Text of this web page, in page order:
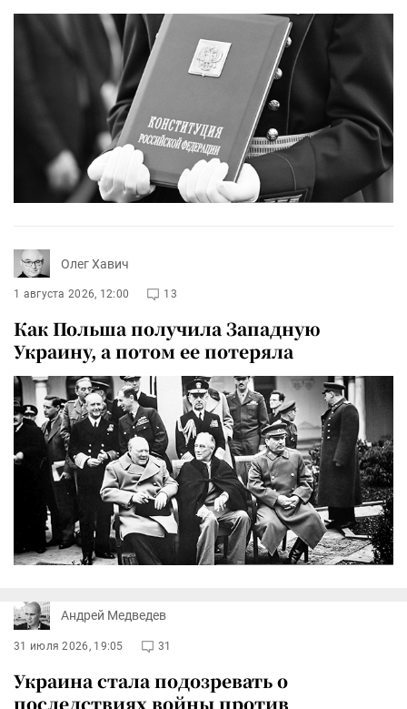
Олег Хавич
1 августа 2026, 12:00 13
Как Польша получила Западную
Украину, а потом ее потеряла
Андрей Медведев
31 июля 2026, 19:05 31
Украина стала подозревать о
последствиях войны против